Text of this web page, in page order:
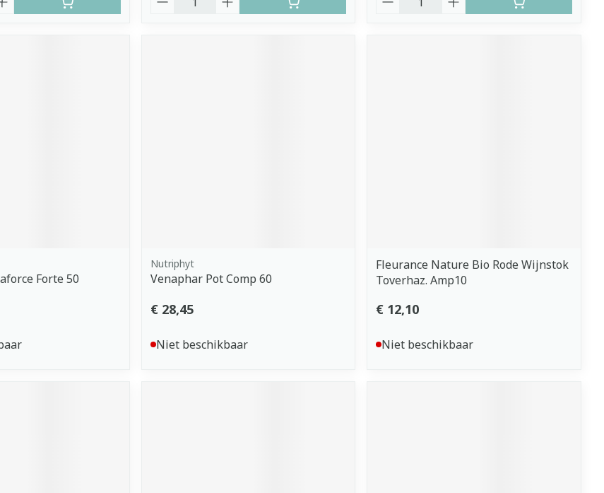
Forte 50
Nutriphyt
Venaphar Pot Comp 60
€ 28,45
Niet beschikbaar
Fleurance Nature Bio Rode Wijnstok
Toverhaz. Amp10
€ 12,10
Niet beschikbaar